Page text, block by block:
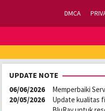
DMCA
DUNIA21» https://dunia21.xyz/
UPDATE NOTE
06/06/2026
Memperbaiki
20/05/2026
Update kualitas